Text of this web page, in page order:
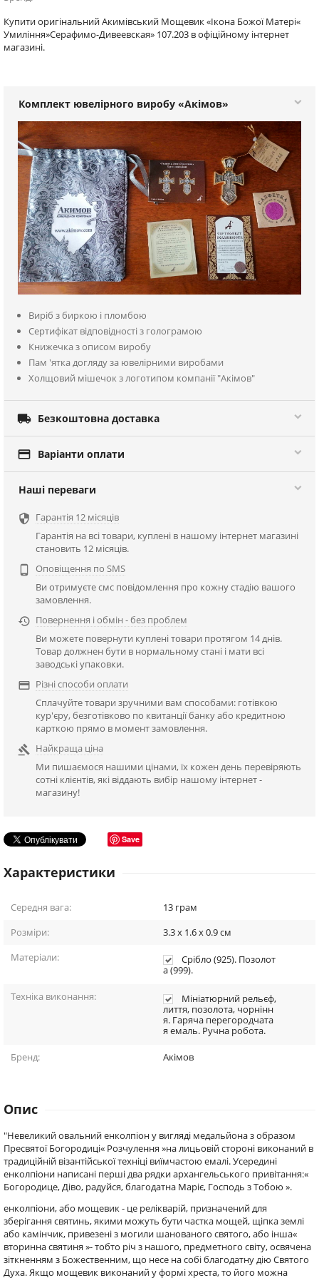
Купити оригінальний Акимівський Мощевик «Ікона Божої Матері«
Умиління»Серафимо-Дивеевская» 107.203 в офіційному інтернет
магазині.
Комплект ювелірного виробу «Акімов»
Виріб з биркою і пломбою
Сертифікат відповідності з голограмою
Книжечка з описом виробу
Пам 'ятка догляду за ювелірними виробами
Холщовий мішечок з логотипом компанії "Акімов"
 Безкоштовна доставка
 Варіанти оплати
Наші переваги
 Гарантія 12 місяців
Гарантія на всі товари, куплені в нашому інтернет магазині
становить 12 місяців.

Оповіщення по SMS
Ви отримуєте смс повідомлення про кожну стадію вашого
замовлення.
 Повернення і обмін - без проблем
Ви можете повернути куплені товари протягом 14 днів.
Товар должнен бути в нормальному стані і мати всі
заводські упаковки.
 Різні способи оплати
Сплачуйте товари зручними вам способами: готівкою
кур'єру, безготівково по квитанції банку або кредитною
карткою прямо в момент замовлення.
 Найкраща ціна
Ми пишаємося нашими цінами, їх кожен день перевіряють
сотні клієнтів, які віддають вибір нашому інтернет -
магазину!
Save
Характеристики
Середня вага: 13 грам
Розміри:
3.3 x 1.6 x 0.9см
Матеріали:
Срібло (925). Позолот
а (999).
Техніка виконання:
Мініатюрний рельєф,
лиття, позолота, чорнінн
я. Гаряча перегородчата
я емаль. Ручна робота.
Бренд: Акімов
Опис
"Невеликий овальний енколпіон у вигляді медальйона з образом
Пресвятої Богородиці« Розчулення »на лицьовій стороні виконаний в
традиційній візантійської техніці виїмчастою емалі. Усередині
енколпіони написані перші два рядки архангельського привітання:«
Богородице, Діво, радуйся, благодатна Маріє, Господь з Тобою ».
енколпіони, або мощевик - це релікварій, призначений для
зберігання святинь, якими можуть бути частка мощей, щіпка землі
або камінчик, привезені з могили шанованого святого, або інша«
вторинна святиня »- тобто річ з нашого, предметного світу, освячена
зіткненням з Божественним, що несе на собі благодатну дію Святого
Духа. Якщо мощевик виконаний у формі хреста, то його можна